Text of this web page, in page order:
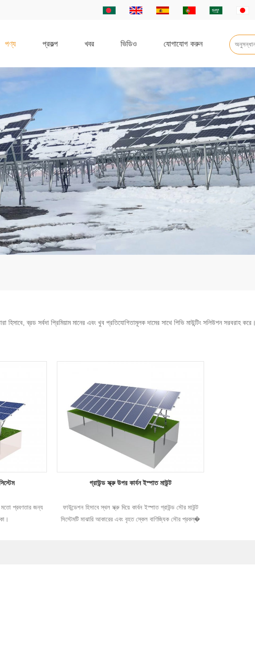
পণ্য প্রকল্প খবর ভিডিও যোগাযোগ করুন
হিসাবে, ব্রড সর্বদা প্রিমিয়াম মানের এবং খুব প্রতিযোগিতামূলক দামের সাথে পিভি মাউন্টিং সলিউশন সরবরাহ করে।
মতো প্রবণতার জন্য
গ্রাউন্ড স্ক্রু উপর কার্বন ইস্পাত মাউন্ট
ফাউন্ডেশন হিসাবে স্থল স্ক্রু দিয়ে কার্বন ইস্পাত গ্রাউন্ড সৌর মাউন্ট
সিস্টেমটি মাঝারি আকারের এবং বৃহত স্কেল বাণিজ্যিক সৌর প্রকল্�